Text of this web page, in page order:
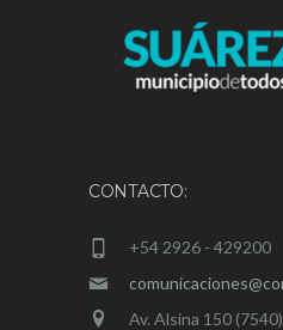
CONTACTO:
+54 2926 - 429200
Av. Alsina 150